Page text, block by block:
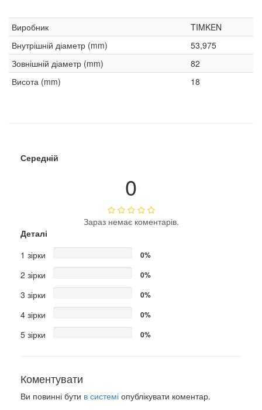
Виробник
TIMKEN
Внутрішній діаметр (mm)
53,975
Зовнішній діаметр (mm)
82
Висота (mm)
18
Середній
0
Зараз немає коментарів.
Деталі
1 зірки
0%
2 зірки 0%
3 зірки 0%
4 зірки 0%
5 зірки 0%
Коментувати
Ви повинні бути в системі опублікувати коментар.